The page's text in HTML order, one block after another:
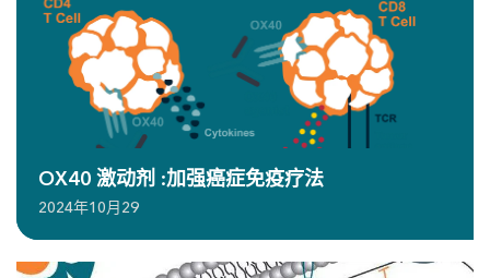
OX40 激动剂 :加强癌症免疫疗法
2024年10月29